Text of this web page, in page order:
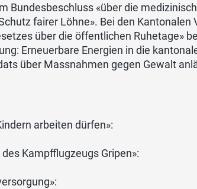
Bundesbeschluss «über die
fairer Löhne». Bei den Kantonalen
über die öffentlichen Ruhetage»
Erneuerbare Energien in die
über Massnahmen gegen Gewalt
arbeiten dürfen»:
Kampfflugzeugs Gripen»: